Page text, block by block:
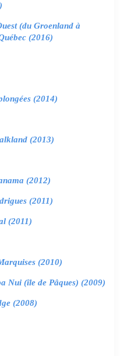
(du Groenland à
(2016)
(2014)
(2013)
(2012)
(2011)
(2011)
(2010)
Nui (île de Pâques) (2009)
(2008)